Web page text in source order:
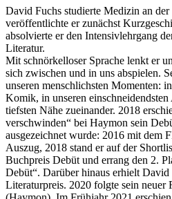
David Fuchs studierte Medizin an
veröffentlichte er zunächst
absolvierte er den Intensivlehrgang
Literatur.
Mit schnörkelloser Sprache lenkt er
sich zwischen und in uns abspielen.
unseren menschlichsten Momenten:
Komik, in unseren
tiefsten Nähe zueinander. 2018
verschwinden“ bei Haymon sein
ausgezeichnet wurde: 2016 mit dem
Auszug, 2018 stand er auf der
Buchpreis Debüt und errang den 2.
Debüt“. Darüber hinaus erhielt
Literaturpreis. 2020 folgte sein neuer